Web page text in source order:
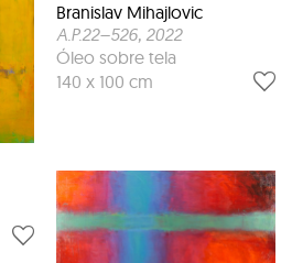
Branislav Mihajlovic
A.P.22–526, 2022
Óleo sobre tela
140 x 100 cm